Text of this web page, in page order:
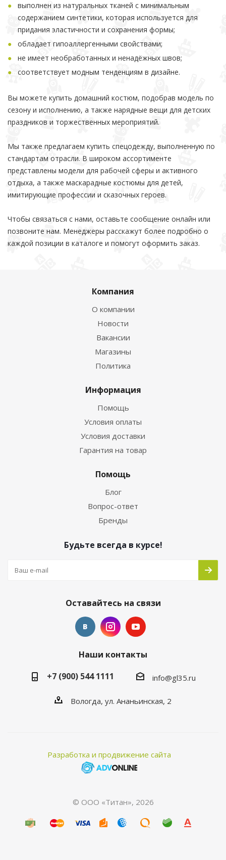
выполнен из натуральных тканей с минимальным
содержанием синтетики, которая используется для
придания эластичности и сохранения формы;
обладает гипоаллергенными свойствами;
не имеет необработанных и ненадёжных швов;
соответствует модным тенденциям в дизайне.
Вы можете купить домашний костюм, подобрав модель по
сезону и исполнению, а также нарядные вещи для детских
праздников и торжественных мероприятий.
Мы также предлагаем купить спецодежду, выполненную по
стандартам отрасли. В широком ассортименте
представлены модели для рабочей сферы и активного
отдыха, а также маскарадные костюмы для детей,
имитирующие профессии и сказочных героев.
Чтобы связаться с нами, оставьте сообщение онлайн или
позвоните нам. Менеджеры расскажут более подробно о
каждой позиции в каталоге и помогут оформить заказ.
Компания
О компании
Новости
Вакансии
Магазины
Политика
Информация
Помощь
Условия оплаты
Условия доставки
Гарантия на товар
Помощь
Блог
Вопрос-ответ
Бренды
Будьте всегда в курсе!
Оставайтесь на связи
Наши контакты
+7 (900) 544 1111
info@gl35.ru
Вологда, ул. Ананьинская, 2
Разработка и продвижение сайта
© ООО «Титан», 2026